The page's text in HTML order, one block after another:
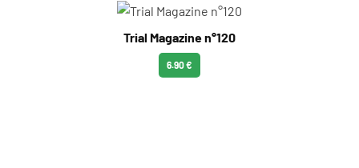
Trial Magazine n°120
6.90 €